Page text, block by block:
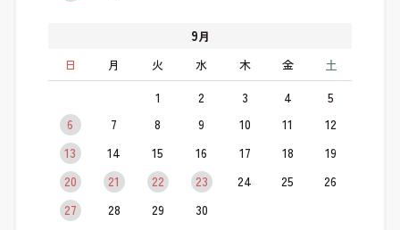
9月
日
月 火 水 木 金 土
1 2 3 4
5
6
7 8 9 10 11
12
13
14 15 16 17 18
19
20
21 22 23 24 25
26
27
28 29
30